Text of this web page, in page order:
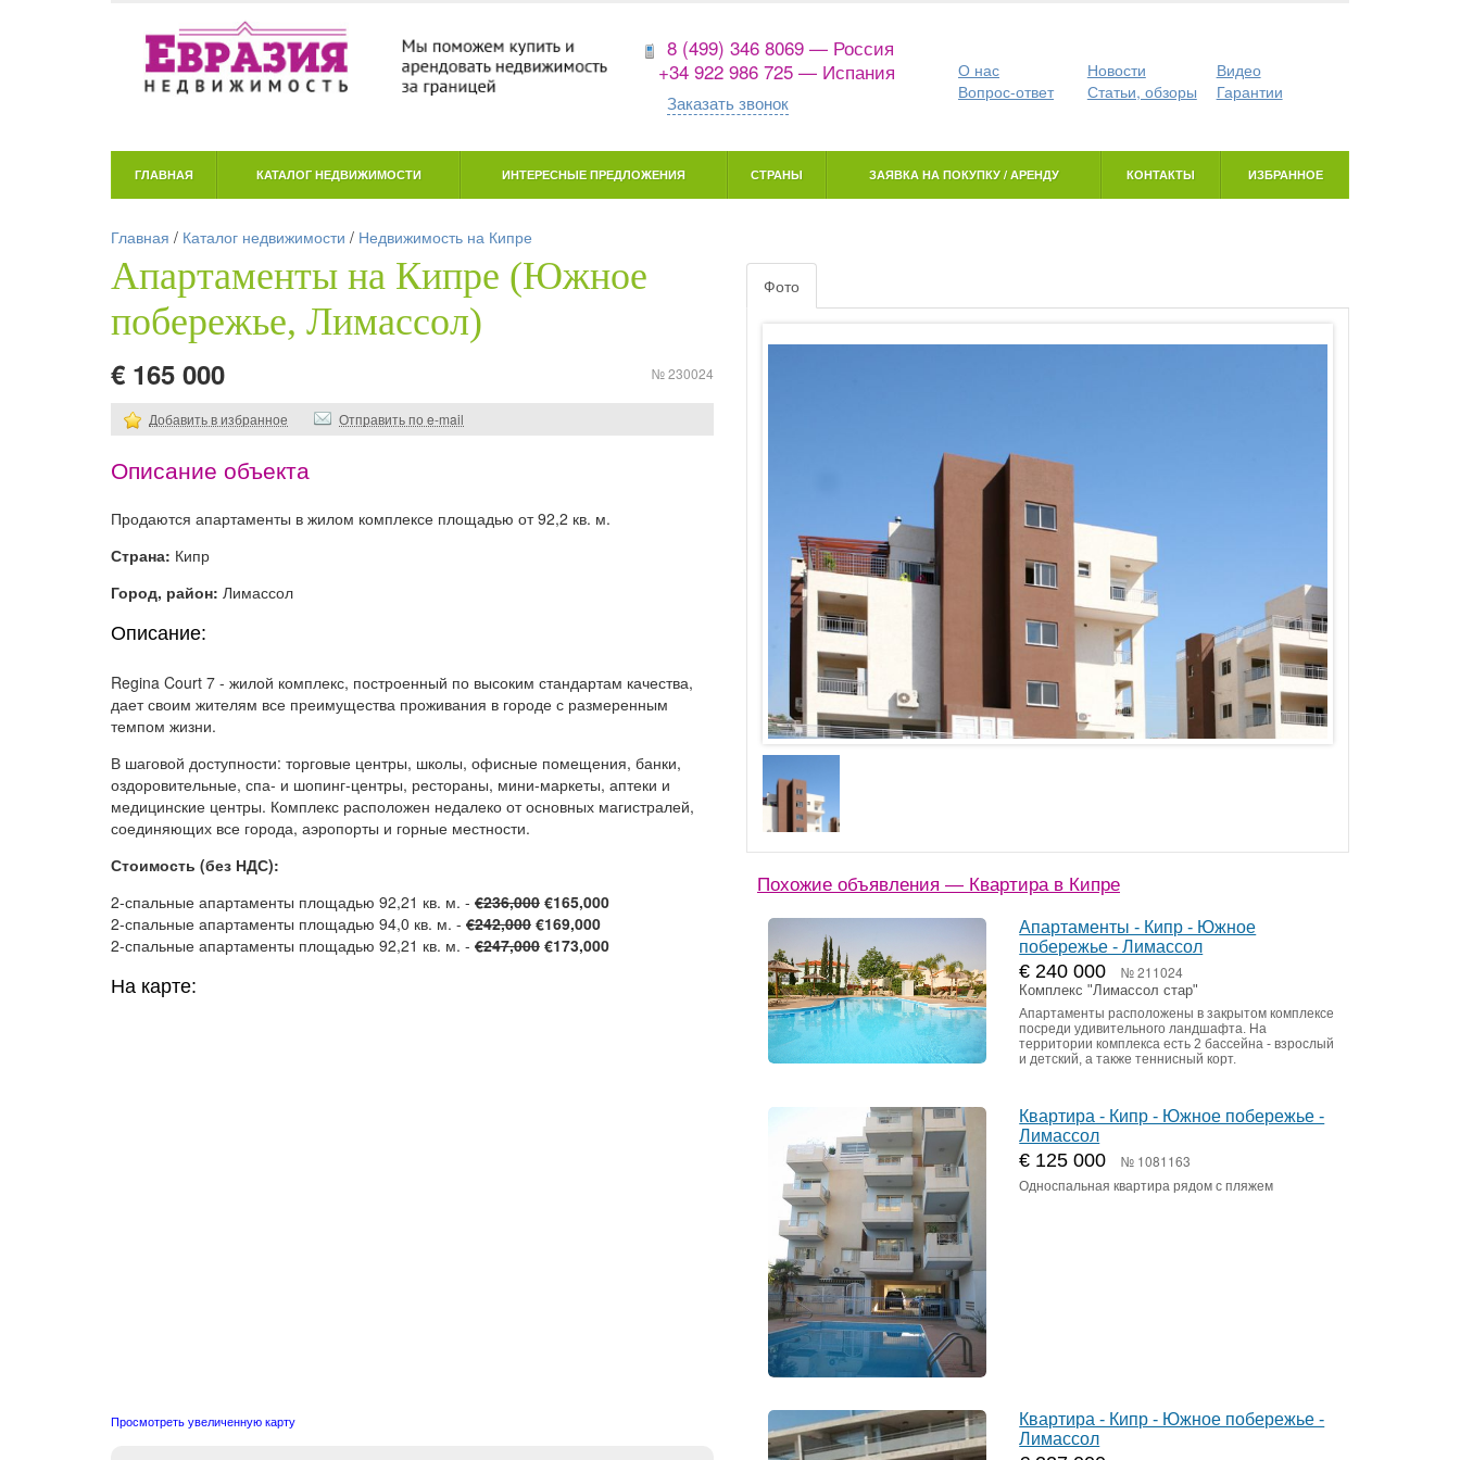
8 (499) 346 8069 — Россия
+34 922 986 725 — Испания
Заказать звонок
О нас Новости
Видео
Вопрос-ответ
Статьи, обзоры Гарантии
ГЛАВНАЯ КАТАЛОГ НЕДВИЖИМОСТИ ИНТЕРЕСНЫЕ ПРЕДЛОЖЕНИЯ СТРАНЫ ЗАЯВКА НА ПОКУПКУ / АРЕНДУ КОНТАКТЫ ИЗБРАННОЕ
Главная / Каталог недвижимости / Недвижимость на Кипре
Апартаменты на Кипре (Южное
побережье, Лимассол)
€ 165 000 № 230024
Добавить в избранное Отправить по e-mail
Описание объекта
Продаются апартаменты в жилом комплексе площадью от 92,2 кв. м.
Страна: Кипр
Город, район: Лимассол
Описание:
Regina Court 7 - жилой комплекс, построенный по высоким стандартам качества,
дает своим жителям все преимущества проживания в городе с размеренным
темпом жизни.
В шаговой доступности: торговые центры, школы, офисные помещения, банки,
оздоровительные, спа- и шопинг-центры, рестораны, мини-маркеты, аптеки и
медицинские центры. Комплекс расположен недалеко от основных магистралей,
соединяющих все города, аэропорты и горные местности.
Стоимость (без НДС):
2-спальные апартаменты площадью 92,21 кв. м. - €236,000 €165,000
2-спальные апартаменты площадью 94,0 кв. м. - €242,000 €169,000
2-спальные апартаменты площадью 92,21 кв. м. - €247,000 €173,000
На карте:
Просмотреть увеличенную карту
Фото
Похожие объявления — Квартира в Кипре
Апартаменты - Кипр - Южное
побережье - Лимассол
€ 240 000 № 211024
Комплекс "Лимассол стар"
Апартаменты расположены в закрытом комплексе
посреди удивительного ландшафта. На
территории комплекса есть 2 бассейна - взрослый
и детский, а также теннисный корт.
Квартира - Кипр - Южное побережье -
Лимассол
€ 125 000 № 1081163
Односпальная квартира рядом с пляжем
Квартира - Кипр - Южное побережье -
Лимассол